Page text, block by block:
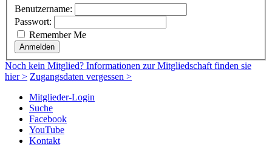
Benutzername:
Passwort:
Remember Me
Anmelden
Noch kein Mitglied? Informationen zur Mitgliedschaft finden sie
hier > Zugangsdaten vergessen >
Mitglieder-Login
Suche
Facebook
YouTube
Kontakt